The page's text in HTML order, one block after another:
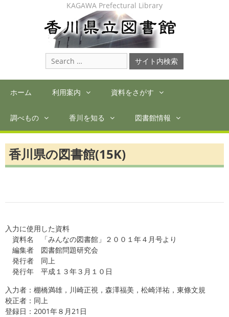
KAGAWA Prefectural Library
Search
for:
ホーム 利用案内 資料をさがす
調べもの 香川を知る 図書館情報
香川県の図書館(15K)
入力に使用した資料
資料名 「みんなの図書館」２００１年４月号より
編集者 図書館問題研究会
発行者 同上
発行年 平成１３年３月１０日
入力者：棚橋満雄，川崎正視，森澤福美，松崎洋祐，東條文規
校正者：同上
登録日：2001年８月21日